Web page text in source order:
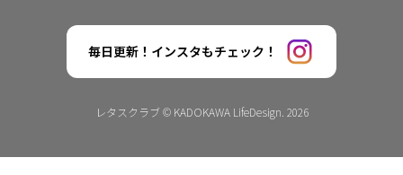
毎日更新！インスタもチェック！
レタスクラブ © KADOKAWA LifeDesign. 2026